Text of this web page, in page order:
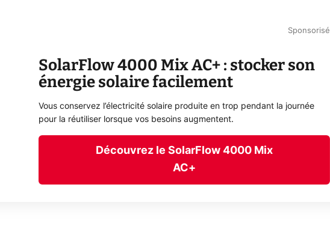
Sponsorisé
SolarFlow 4000 Mix AC+ : stocker son
énergie solaire facilement
Vous conservez l’électricité solaire produite en trop pendant la journée
pour la réutiliser lorsque vos besoins augmentent.
Découvrez le SolarFlow 4000 Mix
AC+